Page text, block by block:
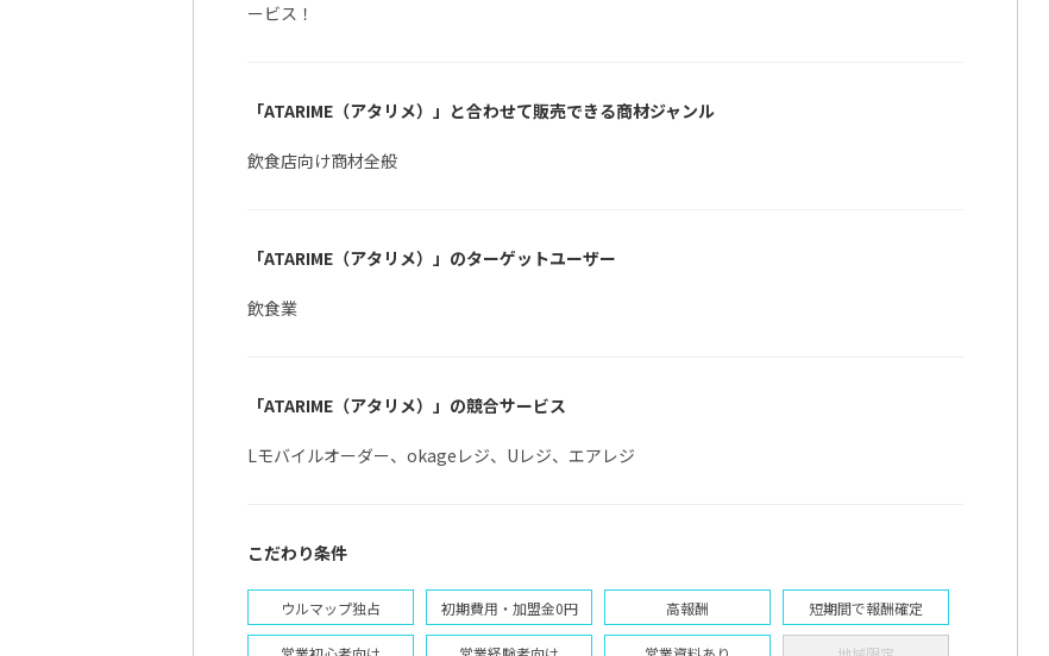
「LINEを活用したセルフオーダーシステム「ATARIME（アタリメ）」の代理店募集
問い合わせると企業があなたのプロフィールを閲覧することができま
ービス！
「ATARIME（アタリメ）」と合わせて販売できる商材ジャンル
飲食店向け商材全般
「ATARIME（アタリメ）」のターゲットユーザー
飲食業
「ATARIME（アタリメ）」の競合サービス
Lモバイルオーダー、okageレジ、Uレジ、エアレジ
こだわり条件
ウルマップ独占 初期費用・加盟金0円 高報酬 短期間で報酬確定